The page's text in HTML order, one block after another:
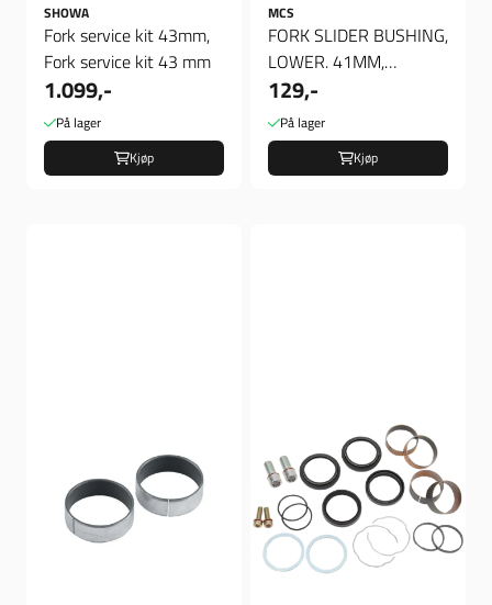
SHOWA
Fork service kit 43mm,
Fork service kit 43 mm
1.099,-
På lager
Kjøp
MCS
FORK SLIDER BUSHING,
LOWER. 41MM,
Gaffelforing Nedre
129,-
På lager
Kjøp